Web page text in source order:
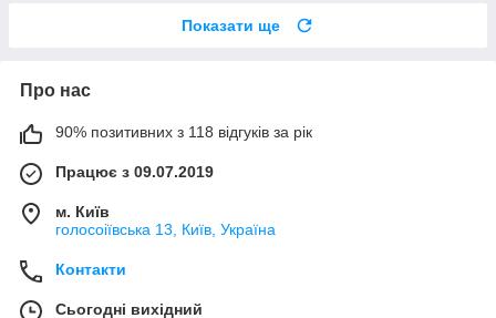
Показати ще
Про нас
90% позитивних з 118 відгуків за рік
Працює з 09.07.2019
м. Київ
голосоіївська 13, Київ, Україна
Контакти
Сьогодні вихідний